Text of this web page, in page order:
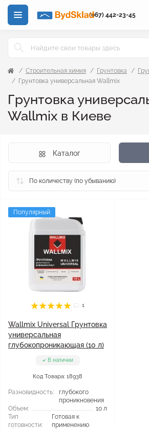
(067) 442-23-45
Строительная химия Грунтовка
Грунтовка универсальная Wallmix
Грунтовка
Wallmix в Киеве
Каталог
Популярный
1
Wallmix Universal Грунтовка
универсальная
глубокопроникающая (10 л)
В наличии
Код Товара: 18938
Разновидность:
глубокого
проникновения
Объем:
10 л
Тип
готовности:
Готовая к
применению